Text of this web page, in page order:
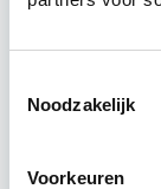
Noodzakelijk
Voorkeuren